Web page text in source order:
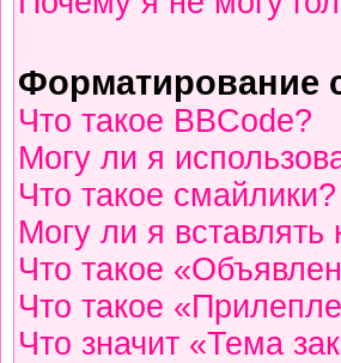
Форматирование
Что такое BBCode?
Могу ли я
Что такое смайлики?
Могу ли я вставлять
Что такое
Что такое
Что значит «Тема